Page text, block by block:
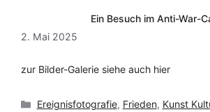
Ein Besuch im Anti-War-
2. Mai 2025
zur Bilder-Galerie siehe auch hier
Kategorien
Ereignisfotografie, Frieden, Kunst